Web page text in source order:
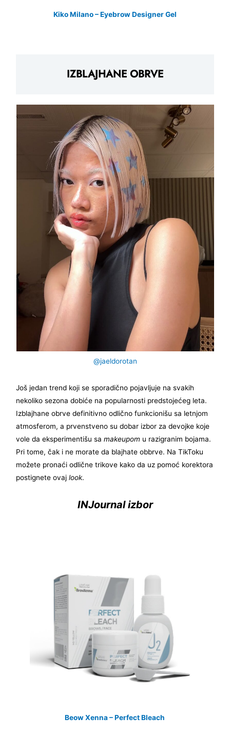
Kiko Milano – Eyebrow Designer Gel
IZBLAJHANE OBRVE
@jaeldorotan
Još jedan trend koji se sporadično pojavljuje na svakih
nekoliko sezona dobiće na popularnosti predstojećeg leta.
Izblajhane obrve definitivno odlično funkcionišu sa letnjom
atmosferom, a prvenstveno su dobar izbor za devojke koje
vole da eksperimentišu samakeupom u razigranim bojama.
Pri tome, čak i ne morate da blajhate obbrve. Na TikToku
možete pronaći odlične trikove kako da uz pomoć korektora
postignete ovajlook.
INJournal izbor
Beow Xenna – Perfect Bleach